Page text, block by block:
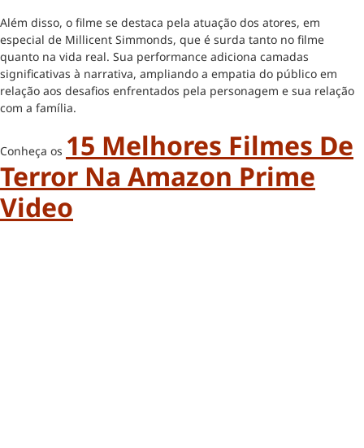
Além disso, o filme se destaca pela atuação dos atores, em
especial de Millicent Simmonds, que é surda tanto no filme
quanto na vida real. Sua performance adiciona camadas
significativas à narrativa, ampliando a empatia do público em
relação aos desafios enfrentados pela personagem e sua relação
com a família.
Conheça os 15 Melhores Filmes De
Terror Na Amazon Prime
Video